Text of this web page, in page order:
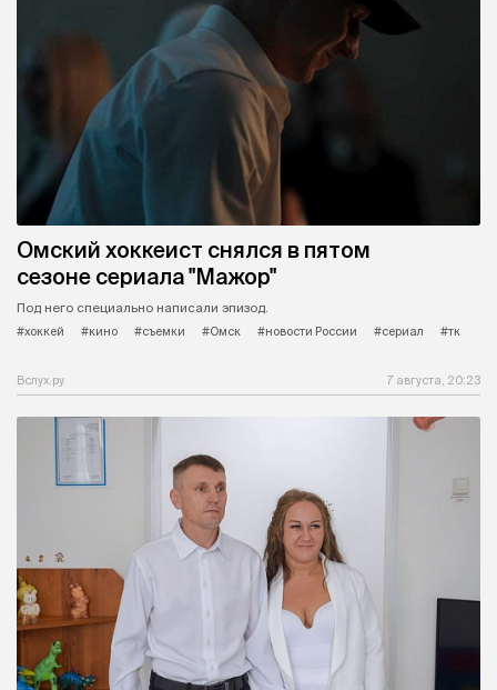
Омский хоккеист снялся в пятом
сезоне сериала "Мажор"
Под него специально написали эпизод.
#хоккей
#кино #съемки #Омск #новости России #сериал #тк
Вслух.ру 7 августа, 20:23